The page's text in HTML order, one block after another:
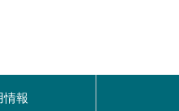
情報